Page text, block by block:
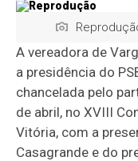
A vereadora de
a presidência do
chancelada pelo
de abril, no XVIII
Vitória, com a
Casagrande e do